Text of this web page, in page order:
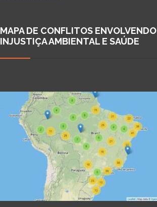
MAPA DE CONFLITOS ENVOLVENDO
INJUSTIÇA AMBIENTAL E SAÚDE